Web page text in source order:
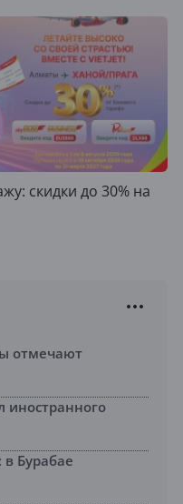
скидки до 30% на
отмечают
иностранного
в Бурабае